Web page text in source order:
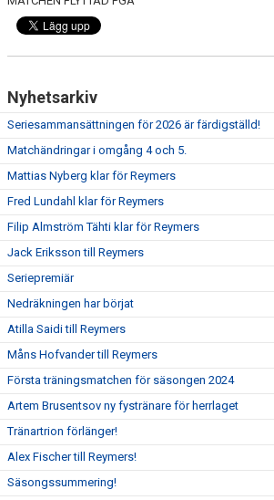
Nyhetsarkiv
Seriesammansättningen för 2026 är färdigställd!
Matchändringar i omgång 4 och 5.
Mattias Nyberg klar för Reymers
Fred Lundahl klar för Reymers
Filip Almström Tähti klar för Reymers
Jack Eriksson till Reymers
Seriepremiär
Nedräkningen har börjat
Atilla Saidi till Reymers
Måns Hofvander till Reymers
Första träningsmatchen för säsongen 2024
Artem Brusentsov ny fystränare för herrlaget
Tränartrion förlänger!
Alex Fischer till Reymers!
Säsongssummering!